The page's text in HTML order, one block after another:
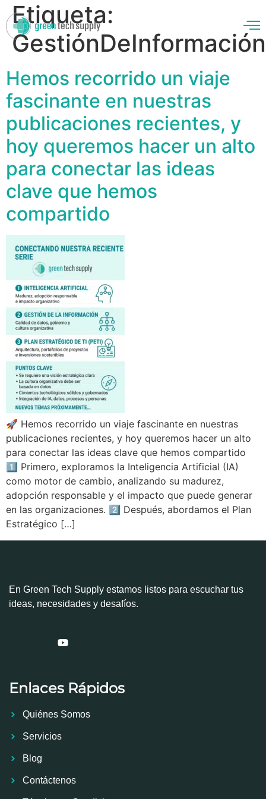
Etiqueta:
GestiónDeInformación
Hemos recorrido un viaje
fascinante en nuestras
publicaciones recientes, y
hoy queremos hacer un alto
para conectar las ideas
clave que hemos
compartido
🚀 Hemos recorrido un viaje fascinante en nuestras
publicaciones recientes, y hoy queremos hacer un alto
para conectar las ideas clave que hemos compartido
1️⃣ Primero, exploramos la Inteligencia Artificial (IA)
como motor de cambio, analizando su madurez,
adopción responsable y el impacto que puede generar
en las organizaciones. 2️⃣ Después, abordamos el Plan
Estratégico […]
En Green Tech Supply estamos listos para escuchar tus
ideas, necesidades y desafíos.
Enlaces Rápidos
Quiénes Somos
Servicios
Blog
Contáctenos